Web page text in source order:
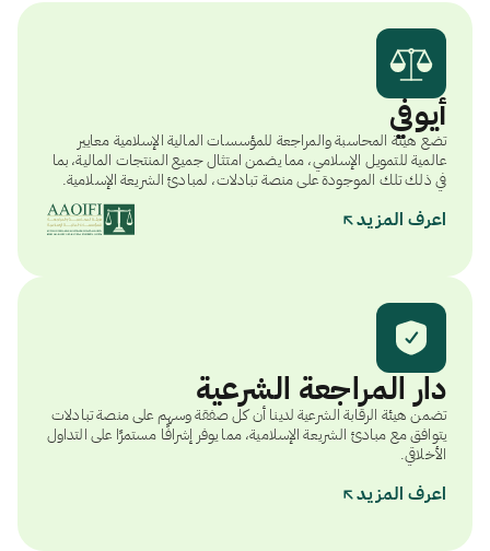
أيوفي
تضع هيئة المحاسبة والمراجعة للمؤسسات المالية الإسلامية معايير
عالمية للتمويل الإسلامي، مما يضمن امتثال جميع المنتجات المالية، بما
في ذلك تلك الموجودة على منصة تبادلات، لمبادئ الشريعة الإسلامية.
اعرف المزيد
دار المراجعة الشرعية
تضمن هيئة الرقابة الشرعية لدينا أن كل صفقة وسهم على منصة تبادلات
يتوافق مع مبادئ الشريعة الإسلامية، مما يوفر إشرافًا مستمرًا على التداول
الأخلاقي.
اعرف المزيد